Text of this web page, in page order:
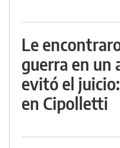
Le
guerra en un
evitó el
en Cipolletti